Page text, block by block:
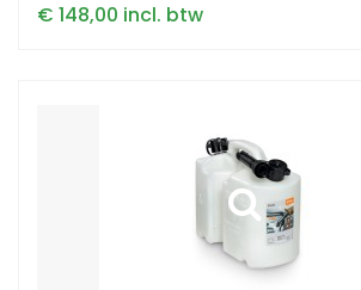
€ 148,00 incl. btw